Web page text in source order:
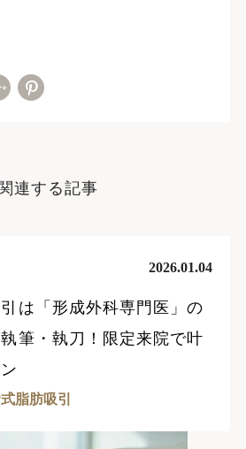
関連する記事
2026.01.04
引は「形成外科専門医」の
筆・執刀！限定来院で叶
脂肪吸引